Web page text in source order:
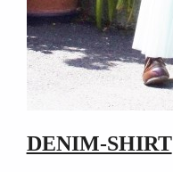
DENIM-SHIRT